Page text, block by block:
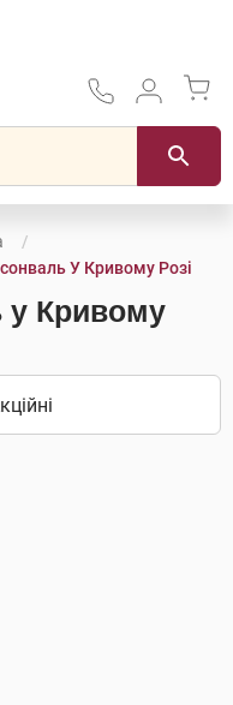
У Кривому Розі
у Кривому